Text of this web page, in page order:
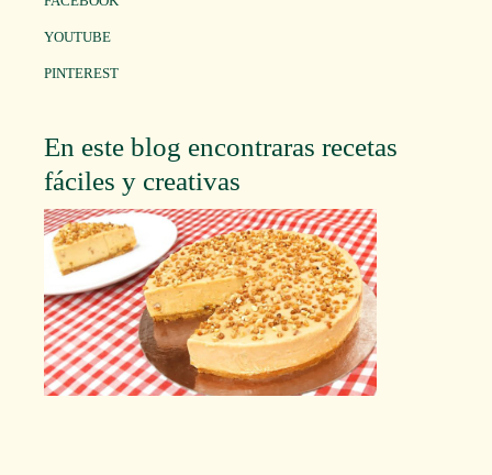
YOUTUBE
PINTEREST
En este blog encontraras recetas
fáciles y creativas